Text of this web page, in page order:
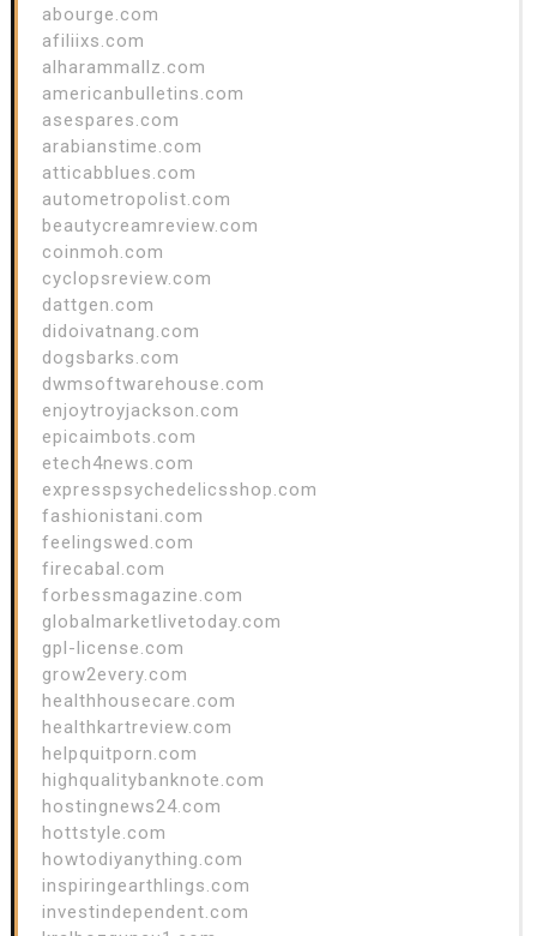
abourge.com
afiliixs.com
alharammallz.com
americanbulletins.com
asespares.com
arabianstime.com
atticabblues.com
autometropolist.com
beautycreamreview.com
coinmoh.com
cyclopsreview.com
dattgen.com
didoivatnang.com
dogsbarks.com
dwmsoftwarehouse.com
enjoytroyjackson.com
epicaimbots.com
etech4news.com
expresspsychedelicsshop.com
fashionistani.com
feelingswed.com
firecabal.com
forbessmagazine.com
globalmarketlivetoday.com
gpl-license.com
grow2every.com
healthhousecare.com
healthkartreview.com
helpquitporn.com
highqualitybanknote.com
hostingnews24.com
hottstyle.com
howtodiyanything.com
inspiringearthlings.com
investindependent.com